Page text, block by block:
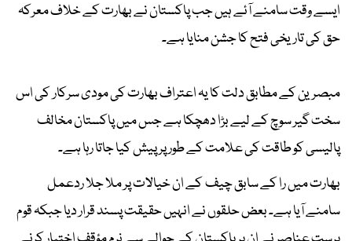
ایسے وقت سامنے آئے ہیں جب پاکستان نے بھارت کے خلاف معرکہ
حق کی تاریخی فتح کا جشن منایا ہے۔
مبصرین کے مطابق دلت کا یہ اعتراف بھارت کی مودی سرکار کی اس
سخت گیر سوچ کے لیے بڑا دھچکا ہے جس میں پاکستان مخالف
پالیسی کو طاقت کی علامت کے طور پر پیش کیا جاتا رہا ہے۔
بھارت میں را کے سابق چیف کے ان خیالات پر ملا جلا ردعمل
سامنے آیا ہے۔ بعض حلقوں نے انہیں حقیقت پسند قرار دیا جبکہ قوم